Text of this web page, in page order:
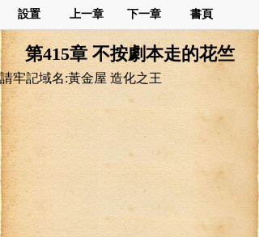
設置 上一章 下一章 書頁
第415章 不按劇本走的花竺
請牢記域名:黃金屋 造化之王